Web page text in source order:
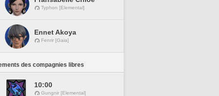
Typhon [Elemental]
Ennet Akoya
Fenrir [Gaia]
des compagnies libres
10:00
Gungnir [Elemental]